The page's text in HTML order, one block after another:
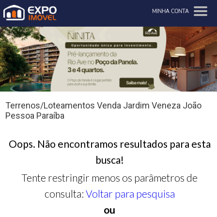
MINHA CONTA
Terrenos/Loteamentos Venda Jardim Veneza João
Pessoa Paraíba
Oops. Não encontramos resultados para esta
busca!
Tente restringir menos os parâmetros de
consulta: Voltar para pesquisa
ou